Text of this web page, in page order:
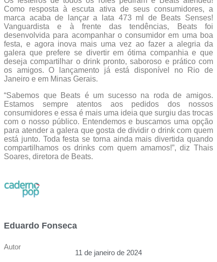
Como resposta à escuta ativa de seus consumidores, a
marca acaba de lançar a lata 473 ml de Beats Senses!
Vanguardista e à frente das tendências, Beats foi
desenvolvida para acompanhar o consumidor em uma boa
festa, e agora inova mais uma vez ao fazer a alegria da
galera que prefere se divertir em ótima companhia e que
deseja compartilhar o drink pronto, saboroso e prático com
os amigos. O lançamento já está disponível no Rio de
Janeiro e em Minas Gerais.
“Sabemos que Beats é um sucesso na roda de amigos.
Estamos sempre atentos aos pedidos dos nossos
consumidores e essa é mais uma ideia que surgiu das trocas
com o nosso público. Entendemos e buscamos uma opção
para atender a galera que gosta de dividir o drink com quem
está junto. Toda festa se torna ainda mais divertida quando
compartilhamos os drinks com quem amamos!”, diz Thais
Soares, diretora de Beats.
Eduardo Fonseca
Autor
11 de janeiro de 2024